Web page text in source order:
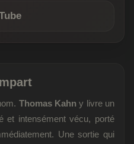
Thomas Kahn y livre un
et intensément vécu, porté
Une sortie qui